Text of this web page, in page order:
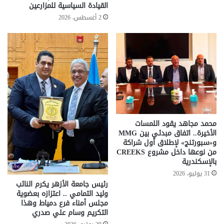
القيادة السياسية للمزارعين
2 أغسطس، 2026
محمد مجاهد يقود اللمسات
الأخيرة.. اتفاق مبدئي بين MMG
و«سبورتنج» لإطلاق أول شراكة
من نوعها داخل مشروع CREEKS
بالإسكندرية
31 يوليو، 2026
رئيس جامعة الأزهر يكرم النائب
وليد التمامي .. اعتزازه بعضوية
مجلس أمناء فرع دمياط وهذا
التكريم وسام علي صدري